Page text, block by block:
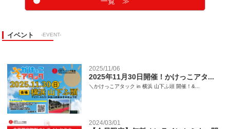
イベント -EVENT-
2025/11/06
2025年11月30日開催！かけっこアタ...
＼かけっこアタック in 横浜 山下ふ頭 開催！&...
2024/03/01